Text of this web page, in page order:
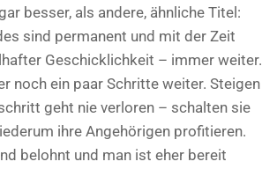
besser, als andere, ähnliche Titel:
sind permanent und mit der Zeit
Geschicklichkeit – immer weiter.
noch ein paar Schritte weiter. Steigen
geht nie verloren – schalten sie
ihre Angehörigen profitieren.
belohnt und man ist eher bereit